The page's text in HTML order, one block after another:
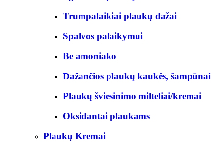
Trumpalaikiai plaukų dažai
Spalvos palaikymui
Be amoniako
Dažančios plaukų kaukės, šampūnai
Plaukų šviesinimo milteliai/kremai
Oksidantai plaukams
Plaukų Kremai